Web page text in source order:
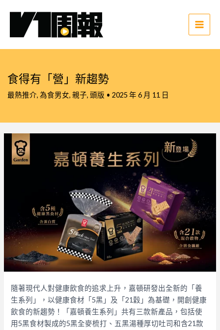
Main
食得有「營」新趨勢
最熱推介, 為食男女, 親子, 頭版 • 2025 年 6 月 11 日
隨著現代人對健康飲食的追求上升，嘉頓研發出全新的「養
生系列」，以健康食材「5黑」及「21穀」為基礎，開創健康
飲食的新趨勢！「嘉頓養生系列」共有三款新產品，包括使
用5黑食材製成的5黑全麥梳打、五黑湯種厚切吐司和含21款